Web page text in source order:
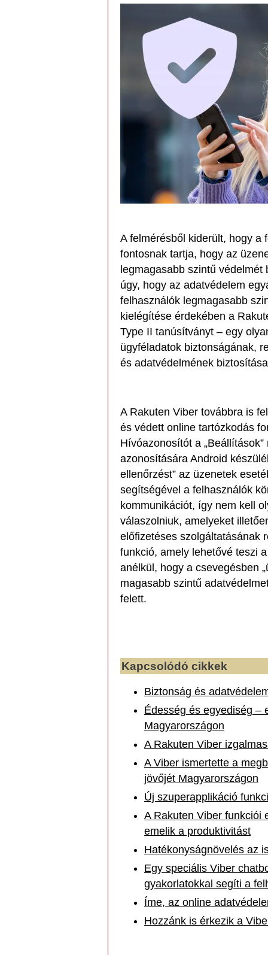
A felmérésből kiderült, hogy a
fontosnak tartja, hogy az
legmagasabb szintű
úgy, hogy az adatvédelem
felhasználók legmagasabb
kielégítése érdekében a
Type II tanúsítványt – egy
ügyféladatok biztonságának,
és adatvédelmének
A Rakuten Viber továbbra is
és védett online tartózkodás
Hívóazonosítót a
azonosítására Android
ellenőrzést” az üzenetek
segítségével a felhasználók
kommunikációt, így nem kell
válaszolniuk, amelyeket
előfizetéses szolgáltatásának
funkció, amely lehetővé teszi
anélkül, hogy a csevegésben
magasabb szintű
felett.
Kapcsolódó cikkek
Biztonság és
Édesség és egyediség –
Magyarországon
A Rakuten Viber
A Viber ismertette a
jövőjét Magyarországon
Új szuperapplikáció
A Rakuten Viber funkciói
emelik a produktivitást
Hatékonyságnövelés az
Egy speciális Viber
gyakorlatokkal segíti a
Íme, az online
Hozzánk is érkezik a